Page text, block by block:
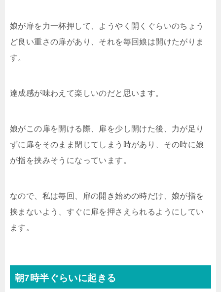
娘が扉を力一杯押して、ようやく開くぐらいのちょう
ど良い重さの扉があり、それを毎回娘は開けたがりま
す。
達成感が味わえて楽しいのだと思います。
娘がこの扉を開ける際、扉を少し開けた後、力が足り
ずに扉をそのまま閉じてしまう時があり、その時に娘
が指を挟みそうになっています。
なので、私は毎回、扉の開き始めの時だけ、娘が指を
挟まないよう、すぐに扉を押さえられるようにしてい
ます。
朝7時半ぐらいに起きる